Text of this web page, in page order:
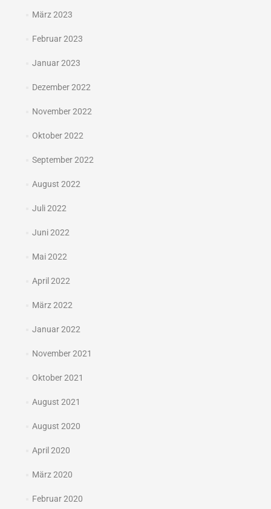
März 2023
Februar 2023
Januar 2023
Dezember 2022
November 2022
Oktober 2022
September 2022
August 2022
Juli 2022
Juni 2022
Mai 2022
April 2022
März 2022
Januar 2022
November 2021
Oktober 2021
August 2021
August 2020
April 2020
März 2020
Februar 2020